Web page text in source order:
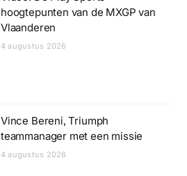
hoogtepunten van de MXGP van
Vlaanderen
4 augustus 2026
Vince Bereni, Triumph
teammanager met een missie
4 augustus 2026